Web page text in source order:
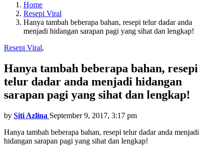
Home
Resepi Viral
Hanya tambah beberapa bahan, resepi telur dadar anda
menjadi hidangan sarapan pagi yang sihat dan lengkap!
Resepi Viral,
Hanya tambah beberapa bahan, resepi
telur dadar anda menjadi hidangan
sarapan pagi yang sihat dan lengkap!
by Siti Azlina September 9, 2017, 3:17 pm
Hanya tambah beberapa bahan, resepi telur dadar anda menjadi
hidangan sarapan pagi yang sihat dan lengkap!